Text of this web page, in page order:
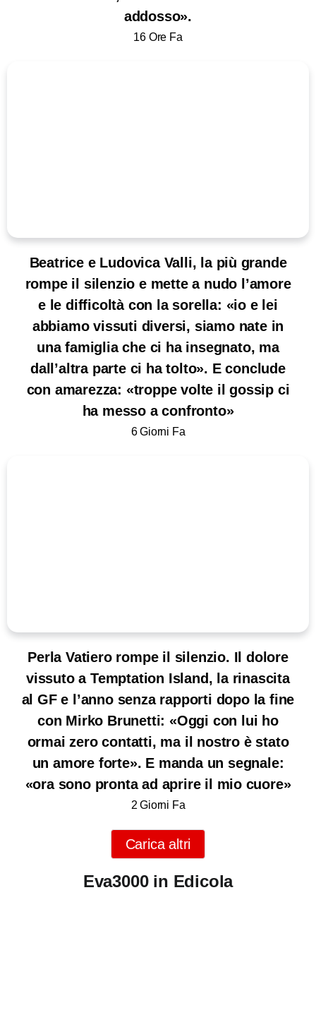
addosso».
16 Ore Fa
Beatrice e Ludovica Valli, la più grande
rompe il silenzio e mette a nudo l’amore
e le difficoltà con la sorella: «io e lei
abbiamo vissuti diversi, siamo nate in
una famiglia che ci ha insegnato, ma
dall’altra parte ci ha tolto». E conclude
con amarezza: «troppe volte il gossip ci
ha messo a confronto»
6 Giorni Fa
Perla Vatiero rompe il silenzio. Il dolore
vissuto a Temptation Island, la rinascita
al GF e l’anno senza rapporti dopo la fine
con Mirko Brunetti: «Oggi con lui ho
ormai zero contatti, ma il nostro è stato
un amore forte». E manda un segnale:
«ora sono pronta ad aprire il mio cuore»
2 Giorni Fa
Carica altri
Eva3000 in Edicola